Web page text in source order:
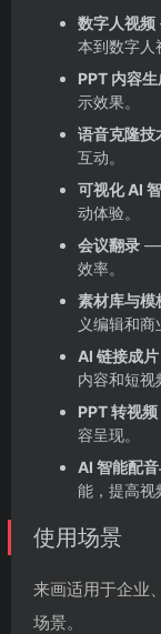
数字人视频
本到数字人
PPT 内容
示效果。
语音克隆技
互动。
可视化 AI
动体验。
会议翻录
效率。
素材库与模
义编辑和商
AI 链接成片
内容和短视
PPT 转视频
容呈现。
AI 智能配
能，提高视
使用场景
来画适用于企业
场景。